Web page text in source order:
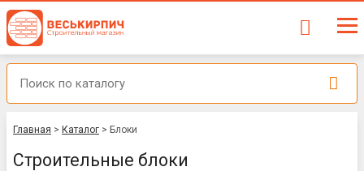
Главная > Каталог > Блоки
Строительные блоки